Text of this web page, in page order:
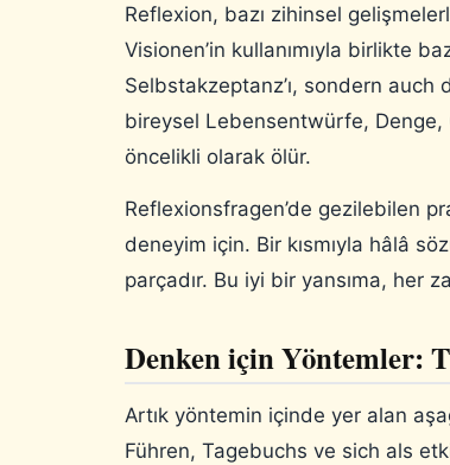
Reflexion, bazı zihinsel
Visionen’in kullanımıyla birlikte
Selbstakzeptanz’ı, sondern auch
bireysel Lebensentwürfe,
öncelikli olarak ölür.
Reflexionsfragen’de gezilebilen
deneyim için. Bir kısmıyla hâlâ
parçadır. Bu iyi bir yansıma, her
Denken için Yöntemler:
Artık yöntemin içinde yer alan
Führen, Tagebuchs ve sich als